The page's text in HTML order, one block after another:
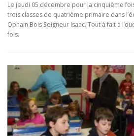
Le jeudi 05 décembre pour la cinquième
trois classes de quatrième primaire dans
Ophain Bois Seigneur Isaac. Tout à fait à
fois.